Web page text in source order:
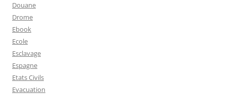
Douane
Drome
Ebook
Ecole
Esclavage
Espagne
Etats Civils
Evacuation